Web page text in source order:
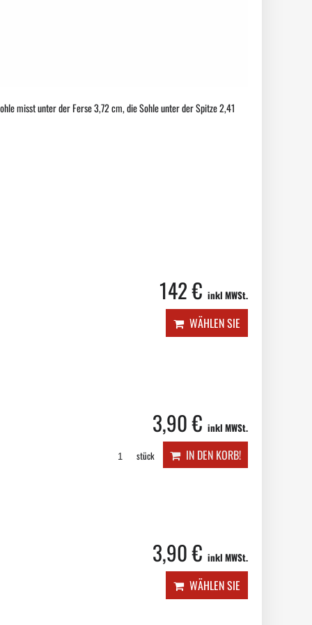
misst unter der Ferse 3,72 cm, die Sohle unter der Spitze 2,41
142 € inkl MWSt.
WÄHLEN SIE
3,90 € inkl MWSt.
stück IN DEN KORB!
3,90 € inkl MWSt.
WÄHLEN SIE